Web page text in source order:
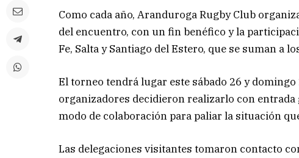
Como cada año, Aranduroga Rugby Club
del encuentro, con un fin benéfico y la
Fe, Salta y Santiago del Estero, que se suman a
El torneo tendrá lugar este sábado 26 y
organizadores decidieron realizarlo con
modo de colaboración para paliar la situación
Las delegaciones visitantes tomaron contacto